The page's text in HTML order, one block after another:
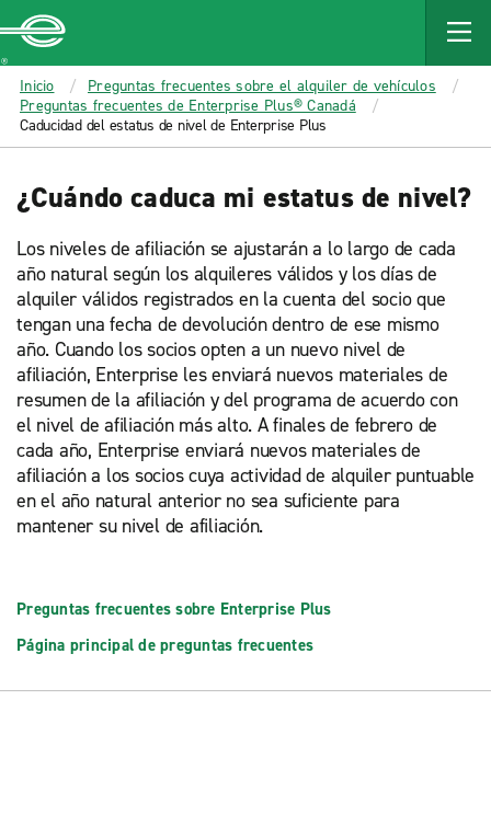
MAIN
CONTENT
Enterprise
Inicio
Preguntas frecuentes sobre el alquiler de vehículos
Preguntas frecuentes de Enterprise Plus® Canadá
Caducidad del estatus de nivel de Enterprise Plus
¿Cuándo caduca mi estatus de nivel?
Los niveles de afiliación se ajustarán a lo largo de cada
año natural según los alquileres válidos y los días de
alquiler válidos registrados en la cuenta del socio que
tengan una fecha de devolución dentro de ese mismo
año. Cuando los socios opten a un nuevo nivel de
afiliación, Enterprise les enviará nuevos materiales de
resumen de la afiliación y del programa de acuerdo con
el nivel de afiliación más alto. A finales de febrero de
cada año, Enterprise enviará nuevos materiales de
afiliación a los socios cuya actividad de alquiler puntuable
en el año natural anterior no sea suficiente para
mantener su nivel de afiliación.
Preguntas frecuentes sobre Enterprise Plus
Página principal de preguntas frecuentes